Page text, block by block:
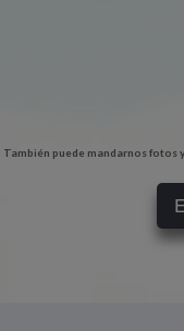
También puede mandarnos fotos